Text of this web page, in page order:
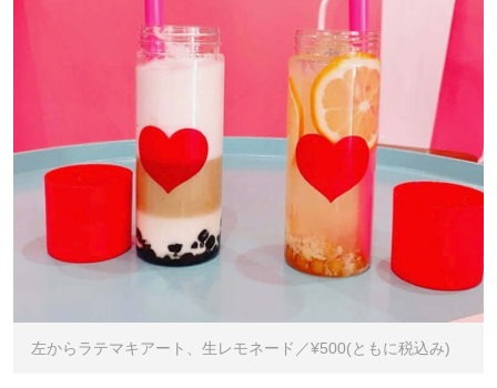
左からラテマキアート、生レモネード／¥500(ともに税込み)